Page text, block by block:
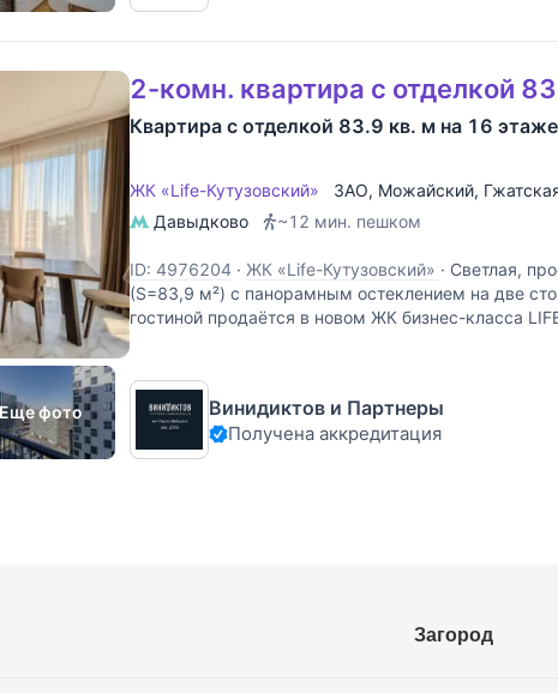
Еще фото
2-комн. квартира с отделкой
Квартира с отделкой 83.9 кв. м на 16 этаже
ЖК «Life-Кутузовский» ЗАО, Можайский,
Давыдково
~12 мин. пешком
ID: 4976204 · ЖК «Life-Кутузовский» · Светлая,
(S=83,9 м²) с панорамным остеклением на две
гостиной продаётся в новом ЖК бизнес-класса
Винидиктов и Партнеры
Получена аккредитация
Загород